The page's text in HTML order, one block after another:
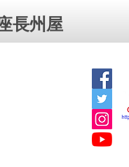
⻑州屋